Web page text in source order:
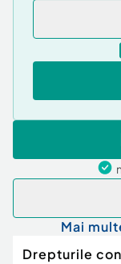
Mai
Drepturile